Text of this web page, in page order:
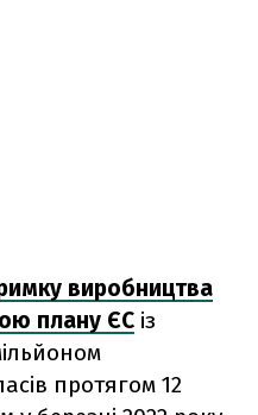
виробництва
плану ЄС із
протягом 12